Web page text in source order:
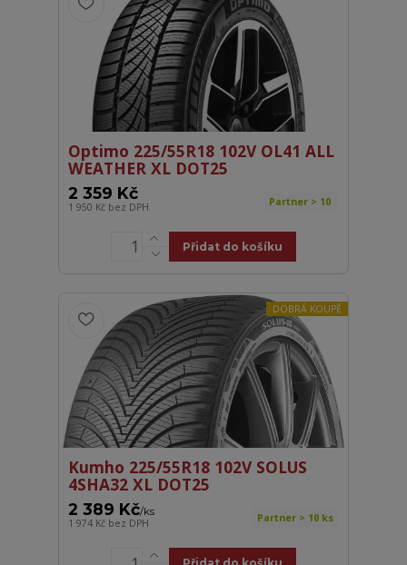
Optimo 225/55R18 102V OL41 ALL
WEATHER XL DOT25
2 359 Kč
1 950 Kč bez DPH Partner > 10
Přidat do košíku
DOBRÁ KOUPĚ
Kumho 225/55R18 102V SOLUS
4SHA32 XL DOT25
2 389 Kč/ks
1 974 Kč bez DPH Partner > 10 ks